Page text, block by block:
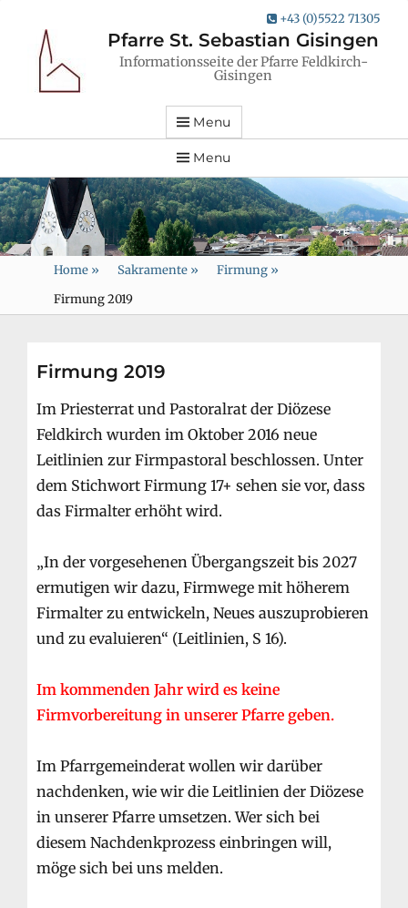
+43 (0)5522 71305
Pfarre St. Sebastian Gisingen
Informationsseite der Pfarre Feldkirch-
Gisingen
Menu
Menu
Home » Sakramente » Firmung »
Firmung 2019
Firmung 2019
Im Priesterrat und Pastoralrat der Diözese
Feldkirch wurden im Oktober 2016 neue
Leitlinien zur Firmpastoral beschlossen. Unter
dem Stichwort Firmung 17+ sehen sie vor, dass
das Firmalter erhöht wird.
„In der vorgesehenen Übergangszeit bis 2027
ermutigen wir dazu, Firmwege mit höherem
Firmalter zu entwickeln, Neues auszuprobieren
und zu evaluieren“ (Leitlinien, S 16).
Im kommenden Jahr wird es keine
Firmvorbereitung in unserer Pfarre geben.
Im Pfarrgemeinderat wollen wir darüber
nachdenken, wie wir die Leitlinien der Diözese
in unserer Pfarre umsetzen. Wer sich bei
diesem Nachdenkprozess einbringen will,
möge sich bei uns melden.